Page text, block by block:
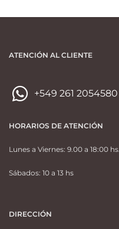
ATENCIÓN AL CLIENTE
+549 261 2054580
HORARIOS DE ATENCIÓN
Lunes a Viernes: 9.00 a 18:00 hs.
Sábados: 10 a 13 hs
DIRECCIÓN